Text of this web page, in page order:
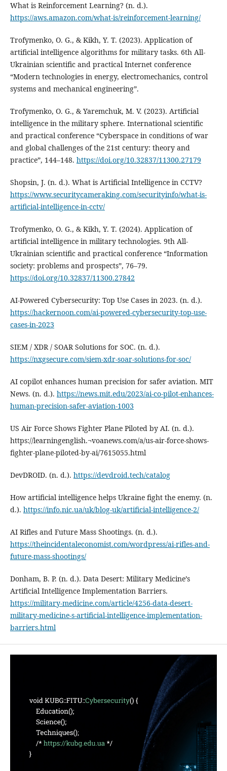
What is Reinforcement Learning? (n. d.).
https://aws.amazon.com/what-is/reinforcement-learning/
Trofymenko, O. G., & Kikh, Y. T. (2023). Application of
artificial intelligence algorithms for military tasks. 6th All-
Ukrainian scientific and practical Internet conference
“Modern technologies in energy, electromechanics, control
systems and mechanical engineering”.
Trofymenko, O. G., & Yaremchuk, M. V. (2023). Artificial
intelligence in the military sphere. International scientific
and practical conference “Cyberspace in conditions of war
and global challenges of the 21st century: theory and
practice”, 144–148. https://doi.org/10.32837/11300.27179
Shopsin, J. (n. d.). What is Artificial Intelligence in CCTV?
https://www.securitycameraking.com/securityinfo/what-is-
artificial-intelligence-in-cctv/
Trofymenko, O. G., & Kikh, Y. T. (2024). Application of
artificial intelligence in military technologies. 9th All-
Ukrainian scientific and practical conference “Information
society: problems and prospects”, 76–79.
https://doi.org/10.32837/11300.27842
AI-Powered Cybersecurity: Top Use Cases in 2023. (n. d.).
https://hackernoon.com/ai-powered-cybersecurity-top-use-
cases-in-2023
SIEM / XDR / SOAR Solutions for SOC. (n. d.).
https://nxgsecure.com/siem-xdr-soar-solutions-for-soc/
AI copilot enhances human precision for safer aviation. MIT
News. (n. d.). https://news.mit.edu/2023/ai-co-pilot-enhances-
human-precision-safer-aviation-1003
US Air Force Shows Fighter Plane Piloted by AI. (n. d.).
https://learningenglish.¬voanews.com/a/us-air-force-shows-
fighter-plane-piloted-by-ai/7615055.html
DevDROID. (n. d.). https://devdroid.tech/catalog
How artificial intelligence helps Ukraine fight the enemy. (n.
d.). https://info.nic.ua/uk/blog-uk/artificial-intelligence-2/
AI Rifles and Future Mass Shootings. (n. d.).
https://theincidentaleconomist.com/wordpress/ai-rifles-and-
future-mass-shootings/
Donham, B. P. (n. d.). Data Desert: Military Medicine’s
Artificial Intelligence Implementation Barriers.
https://military-medicine.com/article/4256-data-desert-
military-medicine-s-artificial-intelligence-implementation-
barriers.html